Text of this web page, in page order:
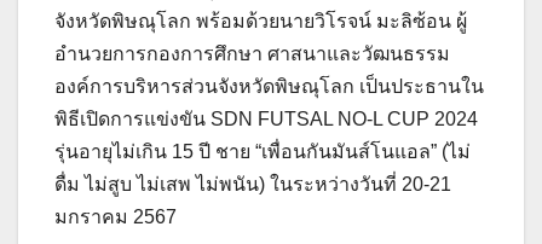
จังหวัดพิษณุโลก พร้อมด้วยนายวิโรจน์ มะลิซ้อน ผู้
อำนวยการกองการศึกษา ศาสนาและวัฒนธรรม
องค์การบริหารส่วนจังหวัดพิษณุโลก เป็นประธานใน
พิธีเปิดการแข่งขัน SDN FUTSAL NO-L CUP 2024
รุ่นอายุไม่เกิน 15 ปี ชาย “เพื่อนกันมันส์โนแอล” (ไม่
ดื่ม ไม่สูบ ไม่เสพ ไม่พนัน) ในระหว่างวันที่ 20-21
มกราคม 2567